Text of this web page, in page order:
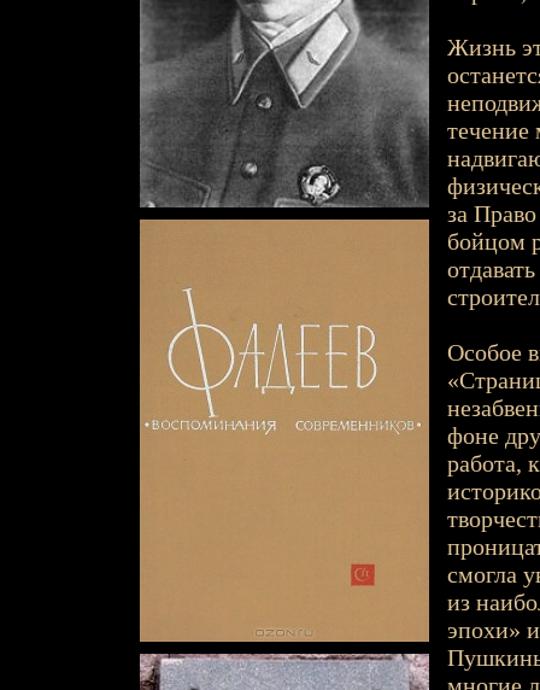
Жизнь
течение
за
бойцом
Особое
фоне
работа,
смогла
из
эпохи»